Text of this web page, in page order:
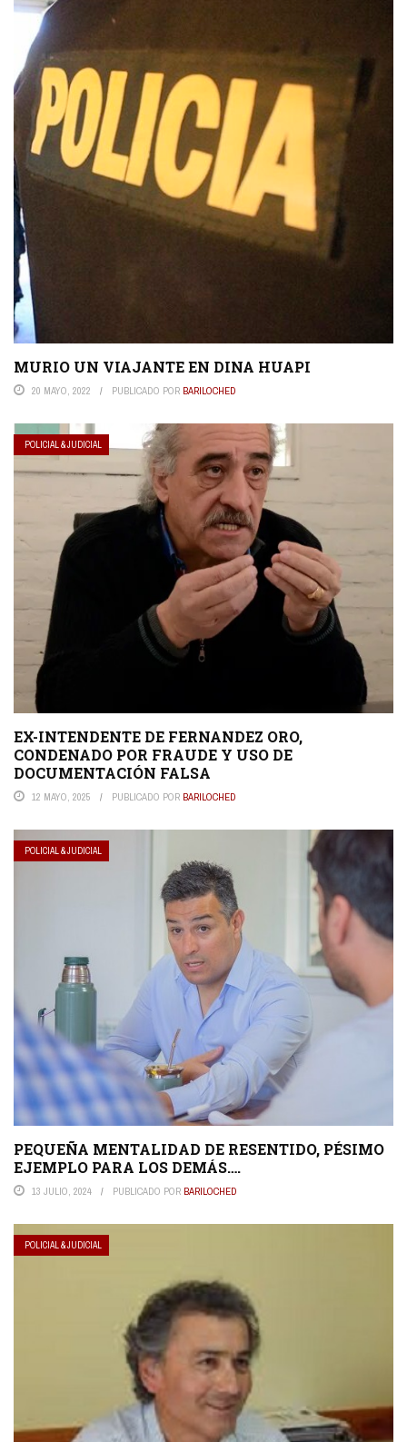
MURIO UN VIAJANTE EN DINA HUAPI
20 MAYO, 2022 PUBLICADO POR BARILOCHED
POLICIAL & JUDICIAL
EX-INTENDENTE DE FERNANDEZ ORO,
CONDENADO POR FRAUDE Y USO DE
DOCUMENTACIÓN FALSA
12 MAYO, 2025 PUBLICADO POR BARILOCHED
POLICIAL & JUDICIAL
PEQUEÑA MENTALIDAD DE RESENTIDO, PÉSIMO
EJEMPLO PARA LOS DEMÁS….
13 JULIO, 2024 PUBLICADO POR BARILOCHED
POLICIAL & JUDICIAL